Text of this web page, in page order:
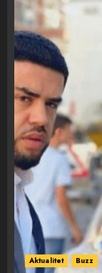
Aktualitet Buzz